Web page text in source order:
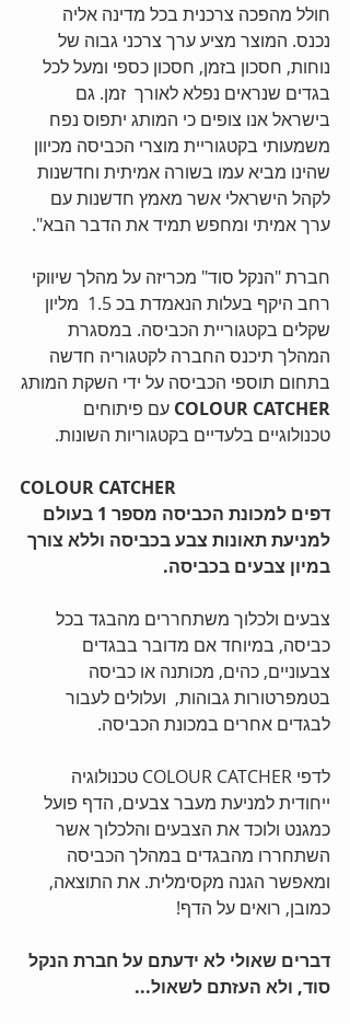
חולל מהפכה צרכנית בכל מדינה אליה
נכנס. המוצר מציע ערך צרכני גבוה של
נוחות, חסכון בזמן, חסכון כספי ומעל לכל
בגדים שנראים נפלא לאורך  זמן. גם
בישראל אנו צופים כי המותג יתפוס נפח
משמעותי בקטגוריית מוצרי הכביסה מכיוון
שהינו מביא עמו בשורה אמיתית וחדשנות
לקהל הישראלי אשר מאמץ חדשנות עם
ערך אמיתי ומחפש תמיד את הדבר הבא".
חברת "הנקל סוד" מכריזה על מהלך שיווקי
רחב היקף בעלות הנאמדת בכ 1.5  מליון
שקלים בקטגוריית הכביסה. במסגרת
המהלך תיכנס החברה לקטגוריה חדשה
בתחום תוספי הכביסה על ידי השקת המותג
COLOUR CATCHER עם פיתוחים
טכנולוגיים בלעדיים בקטגוריות השונות.
COLOUR CATCHER
דפים למכונת הכביסה מספר 1 בעולם
למניעת תאונות צבע בכביסה וללא צורך
במיון צבעים בכביסה.
צבעים ולכלוך משתחררים מהבגד בכל
כביסה, במיוחד אם מדובר בבגדים
צבעוניים, כהים, מכותנה או כביסה
בטמפרטורות גבוהות,  ועלולים לעבור
לבגדים אחרים במכונת הכביסה.
לדפי COLOUR CATCHER טכנולוגיה
ייחודית למניעת מעבר צבעים, הדף פועל
כמגנט ולוכד את הצבעים והלכלוך אשר
השתחררו מהבגדים במהלך הכביסה
ומאפשר הגנה מקסימלית. את התוצאה,
כמובן, רואים על הדף!
דברים שאולי לא ידעתם על חברת הנקל
סוד, ולא העזתם לשאול...